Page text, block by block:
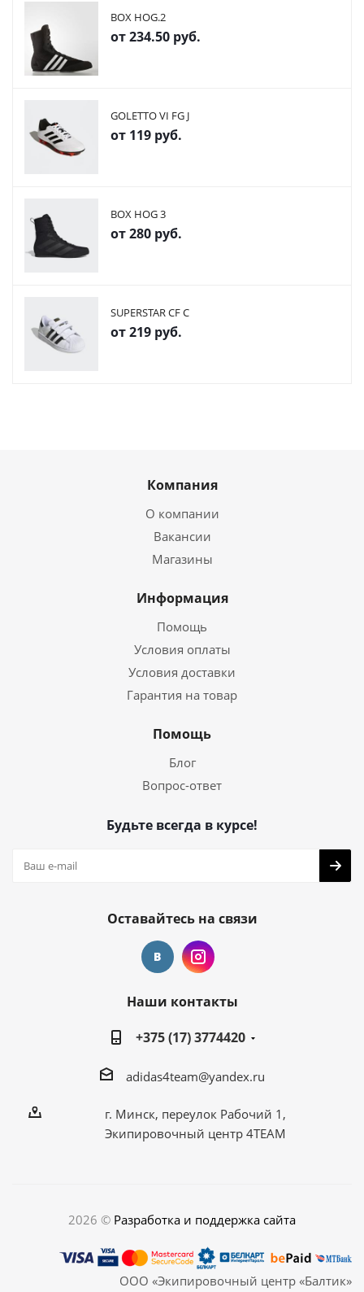
BOX HOG.2
от234.50 руб.
GOLETTO VI FG J
от 119 руб.
BOX HOG 3
от280 руб.
SUPERSTAR CF C
от219 руб.
Компания
О компании
Вакансии
Магазины
Информация
Помощь
Условия оплаты
Условия доставки
Гарантия на товар
Помощь
Блог
Вопрос-ответ
Будьте всегда в курсе!
Оставайтесь на связи
Наши контакты
+375 (17) 3774420
adidas4team@yandex.ru
г. Минск, переулок Рабочий 1,
Экипировочный центр 4TEAM
2026 © Разработка и поддержка сайта
ООО «Экипировочный центр «Балтик»